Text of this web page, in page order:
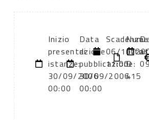
Inizio
presentazione
istanze:
30/09/2006
00:00
Data
di
pubblicazione:
30/09/2006
00:00
Scadenza:
06/10/
11:00
atto:
D
415